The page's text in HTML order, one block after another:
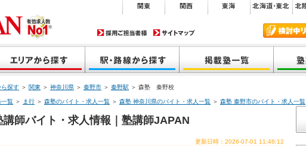
ら探す ＞ 関東 ＞ 神奈川県 ＞ 秦野市 ＞ 秦野駅 ＞ 森塾 秦野校
一覧 ＞ ま行 ＞ 森塾のバイト・求人一覧 ＞ 森塾 神奈川県のバイト・求人一覧 ＞ 森塾 秦野市のバイト・求人一覧
師バイト・求人情報｜塾講師JAPAN
更新日時：2026-07-01 11:46:12